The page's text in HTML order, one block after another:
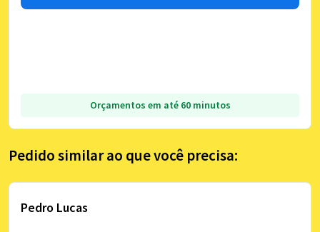
Orçamentos em até 60 minutos
Pedido similar ao que você precisa:
Pedro Lucas